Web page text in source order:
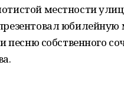
местности
юбилейную
песню собственного